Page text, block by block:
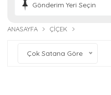
Gönderim Yeri Seçin
ANASAYFA ÇIÇEK
Çok Satana Göre